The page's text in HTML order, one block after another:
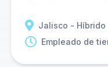
Jalisco - Híbrido
Empleado de